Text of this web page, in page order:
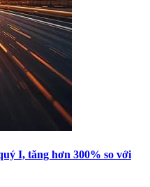
I, tăng hơn 300% so với